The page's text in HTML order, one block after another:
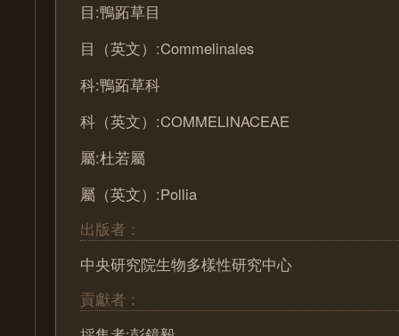
目:鴨跖草目
目（英文）:Commelinales
科:鴨跖草科
科（英文）:COMMELINACEAE
屬:杜若屬
屬（英文）:Pollia
出版者：
中央研究院生物多樣性研究中心
貢獻者：